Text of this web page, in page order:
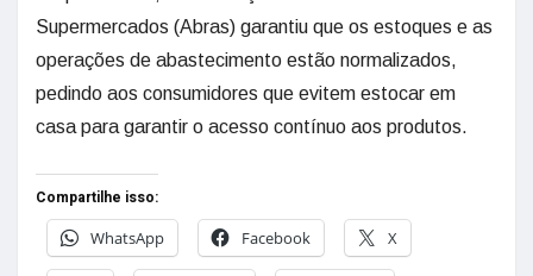
Supermercados (Abras) garantiu que os estoques e as
operações de abastecimento estão normalizados,
pedindo aos consumidores que evitem estocar em
casa para garantir o acesso contínuo aos produtos.
Compartilhe isso:
WhatsApp
Facebook X